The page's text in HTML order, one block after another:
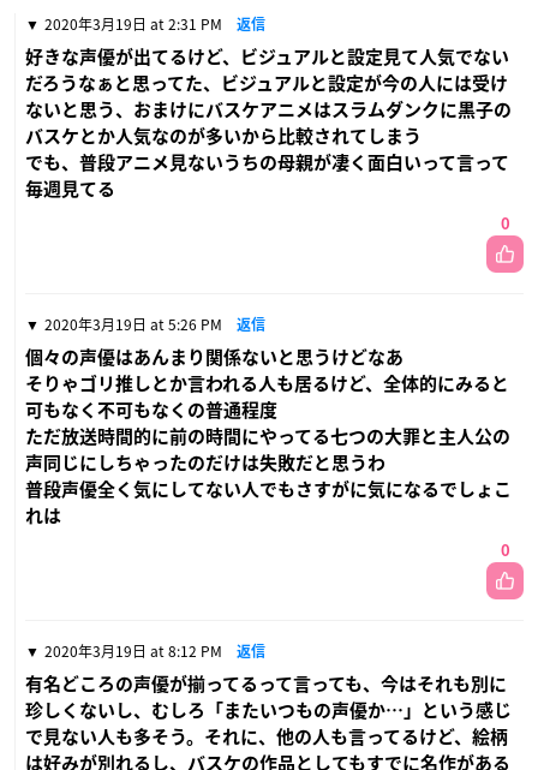
2020年3月19日 at 2:31 PM 返信
好きな声優が出てるけど、ビジュアルと設定見て人気でない
だろうなぁと思ってた、ビジュアルと設定が今の人には受け
ないと思う、おまけにバスケアニメはスラムダンクに黒子の
バスケとか人気なのが多いから比較されてしまう
でも、普段アニメ見ないうちの母親が凄く面白いって言って
毎週見てる
0
2020年3月19日 at 5:26 PM 返信
個々の声優はあんまり関係ないと思うけどなあ
そりゃゴリ推しとか言われる人も居るけど、全体的にみると
可もなく不可もなくの普通程度
ただ放送時間的に前の時間にやってる七つの大罪と主人公の
声同じにしちゃったのだけは失敗だと思うわ
普段声優全く気にしてない人でもさすがに気になるでしょこ
れは
0
2020年3月19日 at 8:12 PM 返信
有名どころの声優が揃ってるって言っても、今はそれも別に
珍しくないし、むしろ「またいつもの声優か…」という感じ
で見ない人も多そう。それに、他の人も言ってるけど、絵柄
は好みが別れるし、バスケの作品としてもすでに名作がある